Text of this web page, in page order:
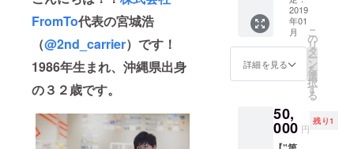
FromTo代表の宮城浩
（@2nd_carrier）です！
1986年生まれ、沖縄県出身
の３２歳です。
・18
時〜22
時を予
定して
※リリー
ス記念
トの日
程は、
2019/02
/09(土)
城の地
元であ
る沖縄
居酒屋
に盛り
上がり
事項】
・参加
費は別
方 ・
「アテ
を共に
盛り上
・悩
み、相
談した
をPRし
たい方
・お手
軽なPR
をした
なくと
もアテ
ンダー
ア、フ
リーラ
ンス、
就職な
どで登
【こん
な方に
おすす
メール
・グッ
ズ（ロ
ゴス
テッ
カー、
超クリ
イル）
・PR動
画のエ
2019
年01
月
詳細を見る
こ
の
リ
タ
ー
ン
を
選
択
す
る
50,
000 円
残り1